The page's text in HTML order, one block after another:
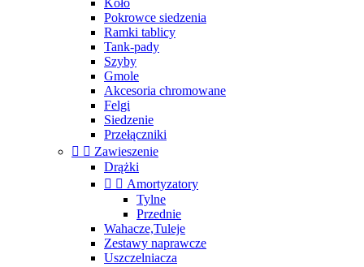
Koło
Pokrowce siedzenia
Ramki tablicy
Tank-pady
Szyby
Gmole
Akcesoria chromowane
Felgi
Siedzenie
Przełączniki
  Zawieszenie
Drążki
  Amortyzatory
Tylne
Przednie
Wahacze,Tuleje
Zestawy naprawcze
Uszczelniacza